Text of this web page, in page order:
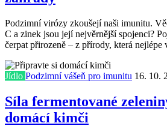
Podzimní virózy zkoušejí naši imunitu.
C a zinek jsou její nejvěrnější spojenci?
čerpat přirozeně – z přírody, která nejlépe
Jídlo Podzimní vášeň pro imunitu 16. 10.
Síla fermentované
domácí kimči